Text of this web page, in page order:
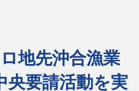
地先沖合漁業
央要請活動を実